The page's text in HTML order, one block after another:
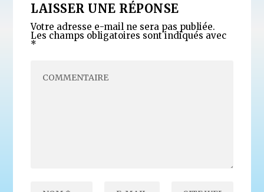
LAISSER UNE RÉPONSE
Votre adresse e-mail ne sera pas publiée.
Les champs obligatoires sont indiqués avec
*